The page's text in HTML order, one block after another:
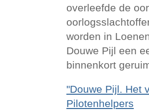
overleefde de
worden in
Douwe Pijl een
binnenkort
"Douwe Pijl. Het
Pilotenhelpers